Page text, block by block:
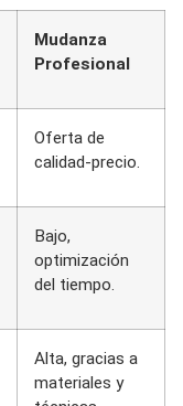
Mudanza
Profesional
Oferta de
calidad-precio.
Bajo,
optimización
del tiempo.
Alta, gracias a
materiales y